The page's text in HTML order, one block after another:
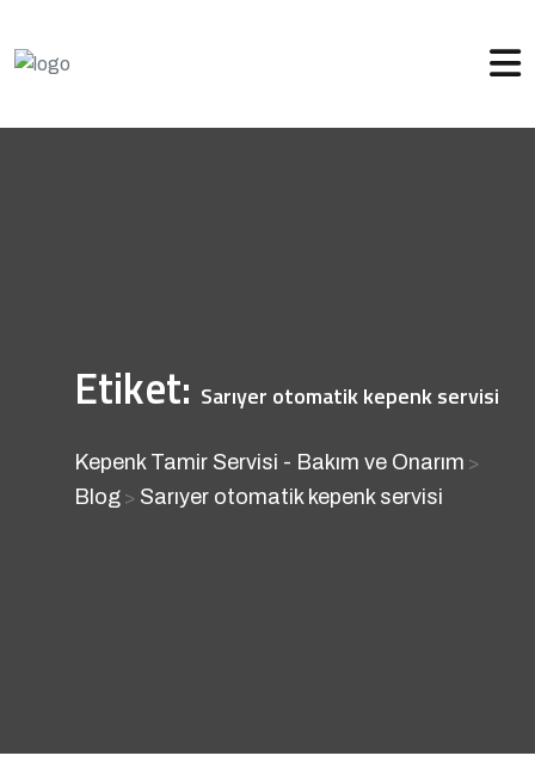
Etiket: Sarıyer otomatik kepenk servisi
Kepenk Tamir Servisi - Bakım ve Onarım >
Blog > Sarıyer otomatik kepenk servisi